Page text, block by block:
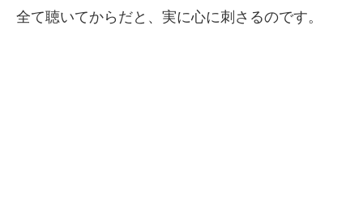
全て聴いてからだと、実に心に刺さるのです。